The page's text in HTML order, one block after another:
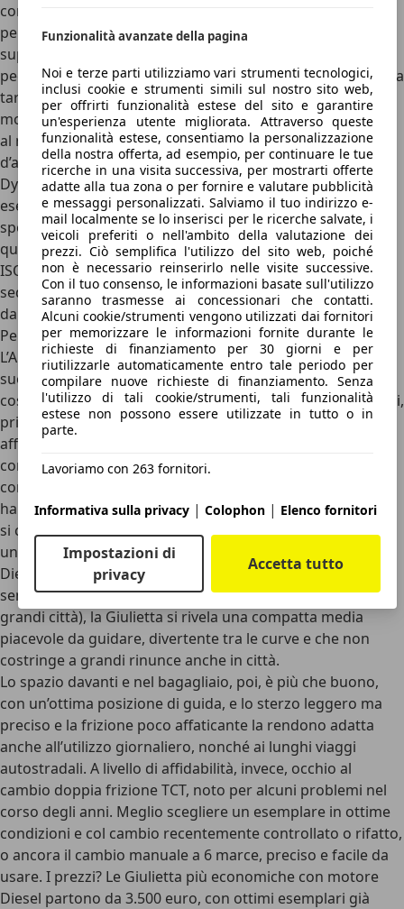
Funzionalità avanzate della pagina
Noi e terze parti utilizziamo vari strumenti tecnologici,
inclusi cookie e strumenti simili sul nostro sito web,
per offrirti funzionalità estese del sito e garantire
un'esperienza utente migliorata. Attraverso queste
funzionalità estese, consentiamo la personalizzazione
della nostra offerta, ad esempio, per continuare le tue
ricerche in una visita successiva, per mostrarti offerte
adatte alla tua zona o per fornire e valutare pubblicità
e messaggi personalizzati. Salviamo il tuo indirizzo e-
mail localmente se lo inserisci per le ricerche salvate, i
veicoli preferiti o nell'ambito della valutazione dei
prezzi. Ciò semplifica l'utilizzo del sito web, poiché
non è necessario reinserirlo nelle visite successive.
Con il tuo consenso, le informazioni basate sull'utilizzo
saranno trasmesse ai concessionari che contatti.
Alcuni cookie/strumenti vengono utilizzati dai fornitori
per memorizzare le informazioni fornite durante le
richieste di finanziamento per 30 giorni e per
riutilizzarle automaticamente entro tale periodo per
compilare nuove richieste di finanziamento. Senza
l'utilizzo di tali cookie/strumenti, tali funzionalità
estese non possono essere utilizzate in tutto o in
parte.
Lavoriamo con 263 fornitori.
Informativa sulla privacy | Colophon | Elenco fornitori
Impostazioni di
privacy
Accetta tutto
con il massimo dei voti, cinque stelle
per la protezione degli occupanti, 97%
superiori alla media anche i risultati per la sicurezza dei
pedoni (63%) e bambini (85%). Il sistema ESP, invece, ha una
taratura che si adatta alle tre modalità di guida. In
modalità All-Weather, l’ESP diventa più invasivo, riducendo
al minimo le possibilità di slittamento e di perdita
d’aderenza. Quando si inserisce, invece, la modalità
Dynamic, il sistema è più permissivo, e permette, ad
esempio, di avere un minimo di slittamento nella guida
sportiva.Sono di serie su tutte le versioni sei airbag, con
quello anteriore destro escludibile, mentre gli attacchi
ISOFIX per i seggiolini sono posizionati sia dietro che sul
sedile anteriore. Il Cruise Control, invece, è di serie già
dall’allestimento Distinctive.
Perché scegliere l’Alfa Romeo Giulietta e perché no
L’Alfa Romeo Giulietta non è una compatta perfetta
: ha i
suoi limiti e le sue peculiarità, a partire da una qualità
costruttiva non all’altezza delle migliori rivali. Alcuni motori,
principalmente i 1.4 MultiAir Turbo, sono poi poco
affidabili, e lo spazio per i sedili posteriori è poco, così
come la visibilità posteriore.Non si tratta, quindi, di una
compatta che si compra con la sola razionalità
ha alcuni spigoli che potrebbero allontanare qualcuno. Se
si chiude un occhio sulla qualità degli interni e si sceglie
uno dei motori più affidabili, come il 1.4 Turbo o gli ottimi
Diesel, davvero parchi nei consumi (ma “condannati” dalle
sempre più stringenti limitazioni alla circolazione nelle
grandi città), la Giulietta si rivela una compatta media
piacevole da guidare, divertente tra le curve e che non
costringe a grandi rinunce anche in città.
Lo spazio davanti e nel bagagliaio, poi, è più che buono,
con un’ottima posizione di guida, e lo sterzo leggero ma
preciso e la frizione poco affaticante la rendono adatta
anche all’utilizzo giornaliero, nonché ai lunghi viaggi
autostradali. A livello di affidabilità, invece, occhio al
cambio doppia frizione TCT, noto per alcuni problemi nel
corso degli anni. Meglio scegliere un esemplare in ottime
condizioni e col cambio recentemente controllato o rifatto,
o ancora il cambio manuale a 6 marce, preciso e facile da
usare. I prezzi? Le Giulietta più economiche con motore
Diesel partono da 3.500 euro, con ottimi esemplari già